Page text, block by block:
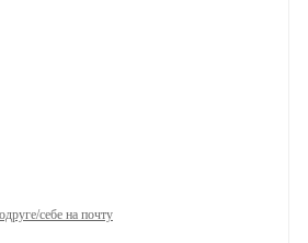
себе на почту